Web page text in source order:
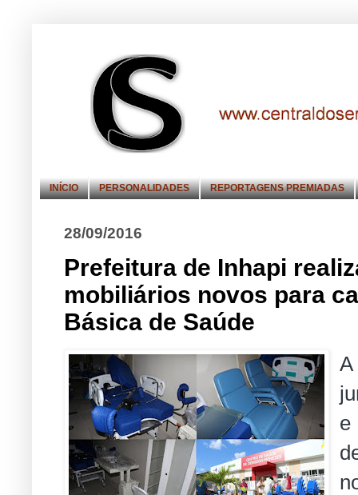
INÍCIO PERSONALIDADES REPORTAGENS PREMIADAS
28/09/2016
Prefeitura de Inhapi
mobiliários novos para
Básica de Saúde
e